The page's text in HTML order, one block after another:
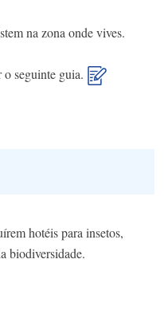
na zona onde vives.
o seguinte guia.
hotéis para insetos,
biodiversidade.